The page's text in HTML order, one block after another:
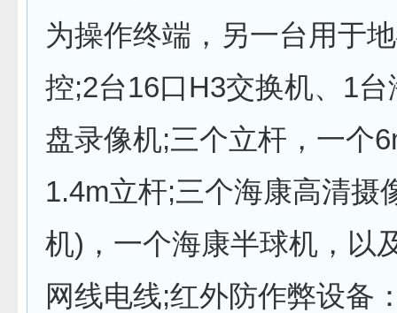
为操作终端，另一台用于
控;2台16口H3交换机、1
盘录像机;三个立杆，一个
1.4m立杆;三个海康高清摄
机)，一个海康半球机，以
网线电线;红外防作弊设备